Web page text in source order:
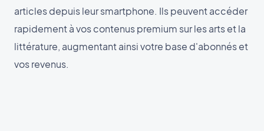
articles depuis leur smartphone. Ils peuvent accéder
rapidement à vos contenus premium sur les arts et la
littérature, augmentant ainsi votre base d'abonnés et
vos revenus.